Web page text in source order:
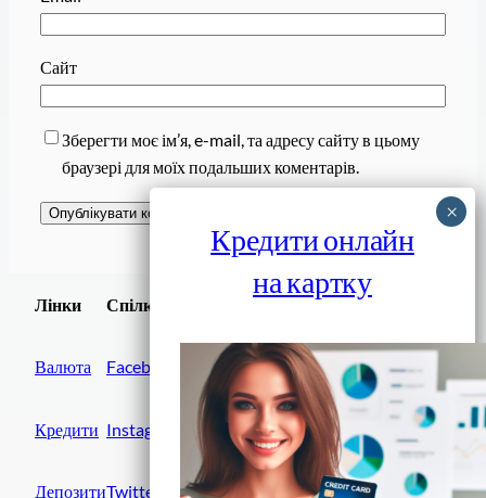
Сайт
Зберегти моє ім’я, e-mail, та адресу сайту в цьому
браузері для моїх подальших коментарів.
Лінки
Валюта
Кредити
Депозити
Спілки
Facebook
Instagram
Twitter
Завантажити
Кредити онлайн
на картку